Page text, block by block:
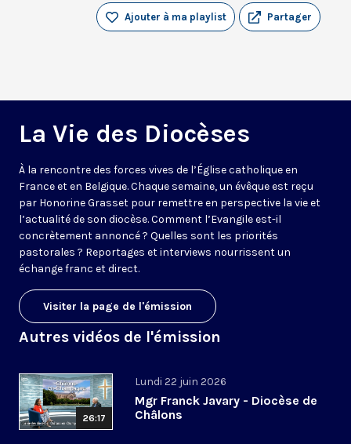
Partager
Ajouter à ma playlist
La Vie des Diocèses
À la rencontre des forces vives de l’Église catholique en
France et en Belgique. Chaque semaine, un évêque est reçu
par Honorine Grasset pour remettre en perspective la vie et
l’actualité de son diocèse. Comment l’Evangile est-il
concrètement annoncé ? Quelles sont les priorités
pastorales ? Reportages et interviews nourrissent un
échange franc et direct.
Visiter la page de l'émission
Autres vidéos de l'émission
26:17
Lundi 22 juin 2026
Mgr Franck Javary - Diocèse de
Châlons